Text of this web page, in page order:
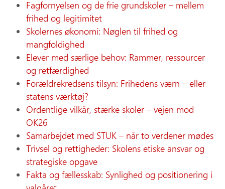
Fagfornyelsen og de frie grundskoler – mellem
frihed og legitimitet
Skolernes økonomi: Nøglen til frihed og
mangfoldighed
Elever med særlige behov: Rammer, ressourcer
og retfærdighed
Forældrekredsens tilsyn: Frihedens værn – eller
statens værktøj?
Ordentlige vilkår, stærke skoler – vejen mod
OK26
Samarbejdet med STUK – når to verdener mødes
Trivsel og rettigheder: Skolens etiske ansvar og
strategiske opgave
Fakta og fællesskab: Synlighed og positionering i